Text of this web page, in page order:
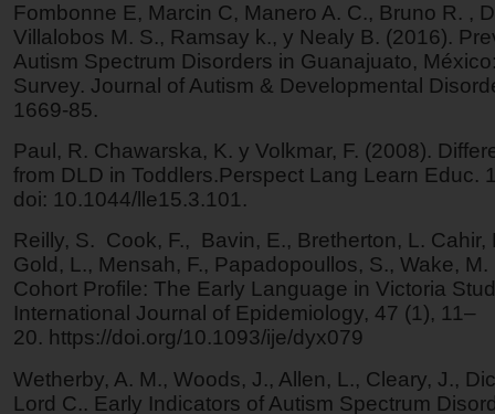
Fombonne E, Marcin C, Manero A. C., Bruno R. ,
Villalobos M. S., Ramsay k., y Nealy B. (2016).
Autism Spectrum Disorders in Guanajuato,
Survey. Journal of Autism & Developmental
1669-85.
Paul, R. Chawarska, K. y Volkmar, F. (2008).
from DLD in Toddlers.Perspect Lang Learn Educ.
doi: 10.1044/lle15.3.101.
Reilly, S. Cook, F., Bavin, E., Bretherton, L. Cahir,
Gold, L., Mensah, F., Papadopoullos, S., Wake, M.
Cohort Profile: The Early Language in Victoria
International Journal of Epidemiology, 47 (1), 11–
20. https://doi.org/10.1093/ije/dyx079
Wetherby, A. M., Woods, J., Allen, L., Cleary, J.,
Lord C.. Early Indicators of Autism Spectrum